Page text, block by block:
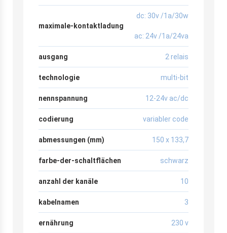
maximale-kontaktladung
dc: 30v /1a/30w
ac: 24v /1a/24va
ausgang 2 relais
technologie multi-bit
nennspannung 12-24v ac/dc
codierung variabler code
abmessungen (mm) 150 x 133,7
farbe-der-schaltflächen schwarz
anzahl der kanäle 10
kabelnamen 3
ernährung 230 v